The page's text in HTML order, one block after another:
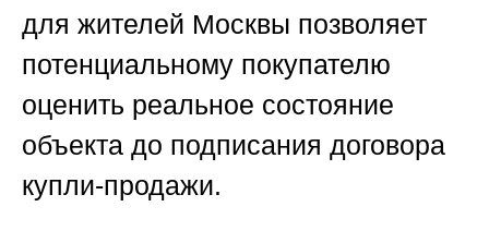
для жителей Москвы позволяет
потенциальному покупателю
оценить реальное состояние
объекта до подписания договора
купли-продажи.